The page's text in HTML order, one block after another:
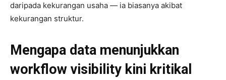
daripada kekurangan usaha — ia biasanya akibat
kekurangan struktur.
Mengapa data menunjukkan
workflow visibility kini kritikal